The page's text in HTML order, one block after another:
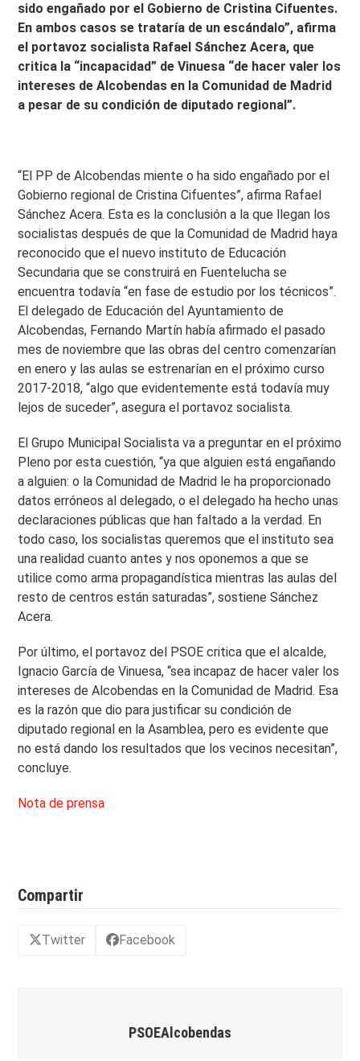
sido engañado por el Gobierno de Cristina Cifuentes.
En ambos casos se trataría de un escándalo”, afirma
el portavoz socialista Rafael Sánchez Acera, que
critica la “incapacidad” de Vinuesa “de hacer valer los
intereses de Alcobendas en la Comunidad de Madrid
a pesar de su condición de diputado regional”.
“El PP de Alcobendas miente o ha sido engañado por el
Gobierno regional de Cristina Cifuentes”, afirma Rafael
Sánchez Acera. Esta es la conclusión a la que llegan los
socialistas después de que la Comunidad de Madrid haya
reconocido que el nuevo instituto de Educación
Secundaria que se construirá en Fuentelucha se
encuentra todavía “en fase de estudio por los técnicos”.
El delegado de Educación del Ayuntamiento de
Alcobendas, Fernando Martín había afirmado el pasado
mes de noviembre que las obras del centro comenzarían
en enero y las aulas se estrenarían en el próximo curso
2017-2018, “algo que evidentemente está todavía muy
lejos de suceder”, asegura el portavoz socialista.
El Grupo Municipal Socialista va a preguntar en el próximo
Pleno por esta cuestión, “ya que alguien está engañando
a alguien: o la Comunidad de Madrid le ha proporcionado
datos erróneos al delegado, o el delegado ha hecho unas
declaraciones públicas que han faltado a la verdad. En
todo caso, los socialistas queremos que el instituto sea
una realidad cuanto antes y nos oponemos a que se
utilice como arma propagandística mientras las aulas del
resto de centros están saturadas”, sostiene Sánchez
Acera.
Por último, el portavoz del PSOE critica que el alcalde,
Ignacio García de Vinuesa, “sea incapaz de hacer valer los
intereses de Alcobendas en la Comunidad de Madrid. Esa
es la razón que dio para justificar su condición de
diputado regional en la Asamblea, pero es evidente que
no está dando los resultados que los vecinos necesitan”,
concluye.
Nota de prensa
Compartir
Twitter Facebook
PSOEAlcobendas